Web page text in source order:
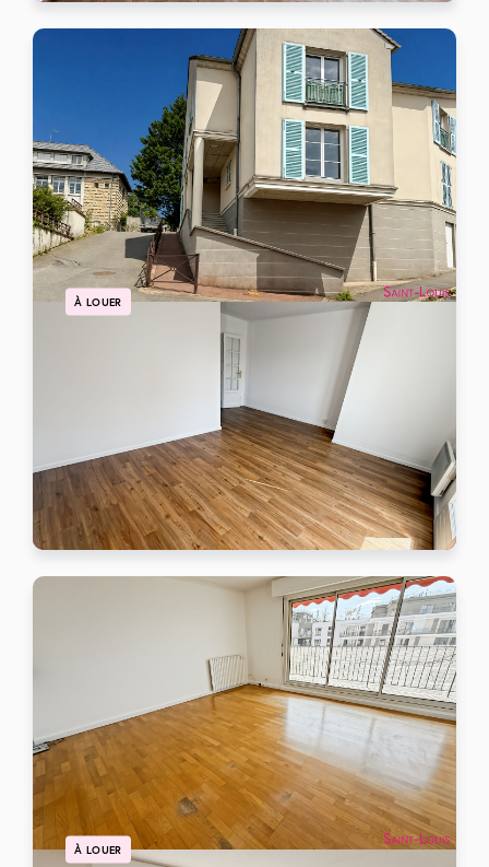
À LOUER
/mois charges comprises
64 m² 3 pièces 2 chambres
À LOUER